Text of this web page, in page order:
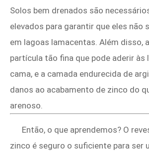
Solos bem drenados são
elevados para garantir que eles não
em lagoas lamacentas. Além disso,
partícula tão fina que pode aderir às
cama, e a camada endurecida de
danos ao acabamento de zinco do
arenoso.
Então, o que aprendemos? O
zinco é seguro o suficiente para ser